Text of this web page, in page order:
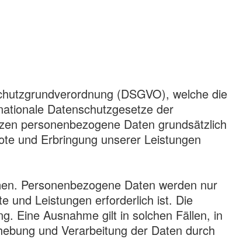
(DSGVO), welche die
Datenschutzgesetze der
personenbezogene Daten grundsätzlich
und Erbringung unserer Leistungen
Personenbezogene Daten werden nur
und Leistungen erforderlich ist. Die
Eine Ausnahme gilt in solchen Fällen, in
und Verarbeitung der Daten durch